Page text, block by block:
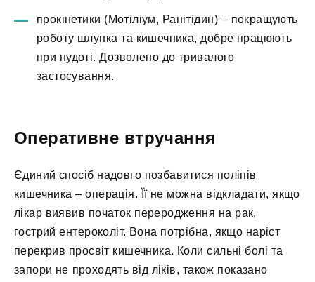
прокінетики (Мотіліум, Ранітідин) – покращують
роботу шлунка та кишечника, добре працюють
при нудоті. Дозволено до тривалого
застосування.
Оперативне втручання
Єдиний спосіб надовго позбавитися поліпів
кишечника – операція. Її не можна відкладати, якщо
лікар виявив початок переродження на рак,
гострий ентероколіт. Вона потрібна, якщо наріст
перекрив просвіт кишечника. Коли сильні болі та
запори не проходять від ліків, також показано